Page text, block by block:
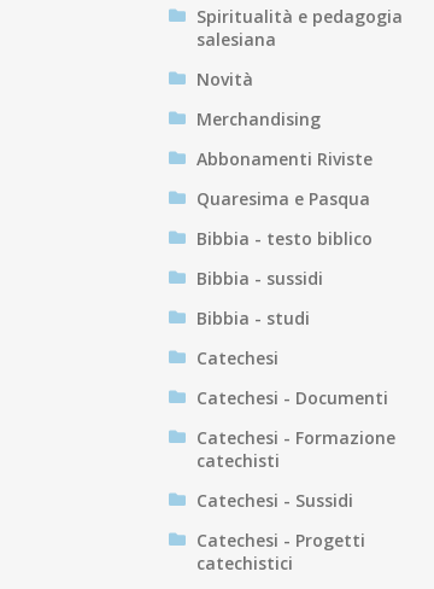
Spiritualità e pedagogia
salesiana
Novità
Merchandising
Abbonamenti Riviste
Quaresima e Pasqua
Bibbia - testo biblico
Bibbia - sussidi
Bibbia - studi
Catechesi
Catechesi - Documenti
Catechesi - Formazione
catechisti
Catechesi - Sussidi
Catechesi - Progetti
catechistici